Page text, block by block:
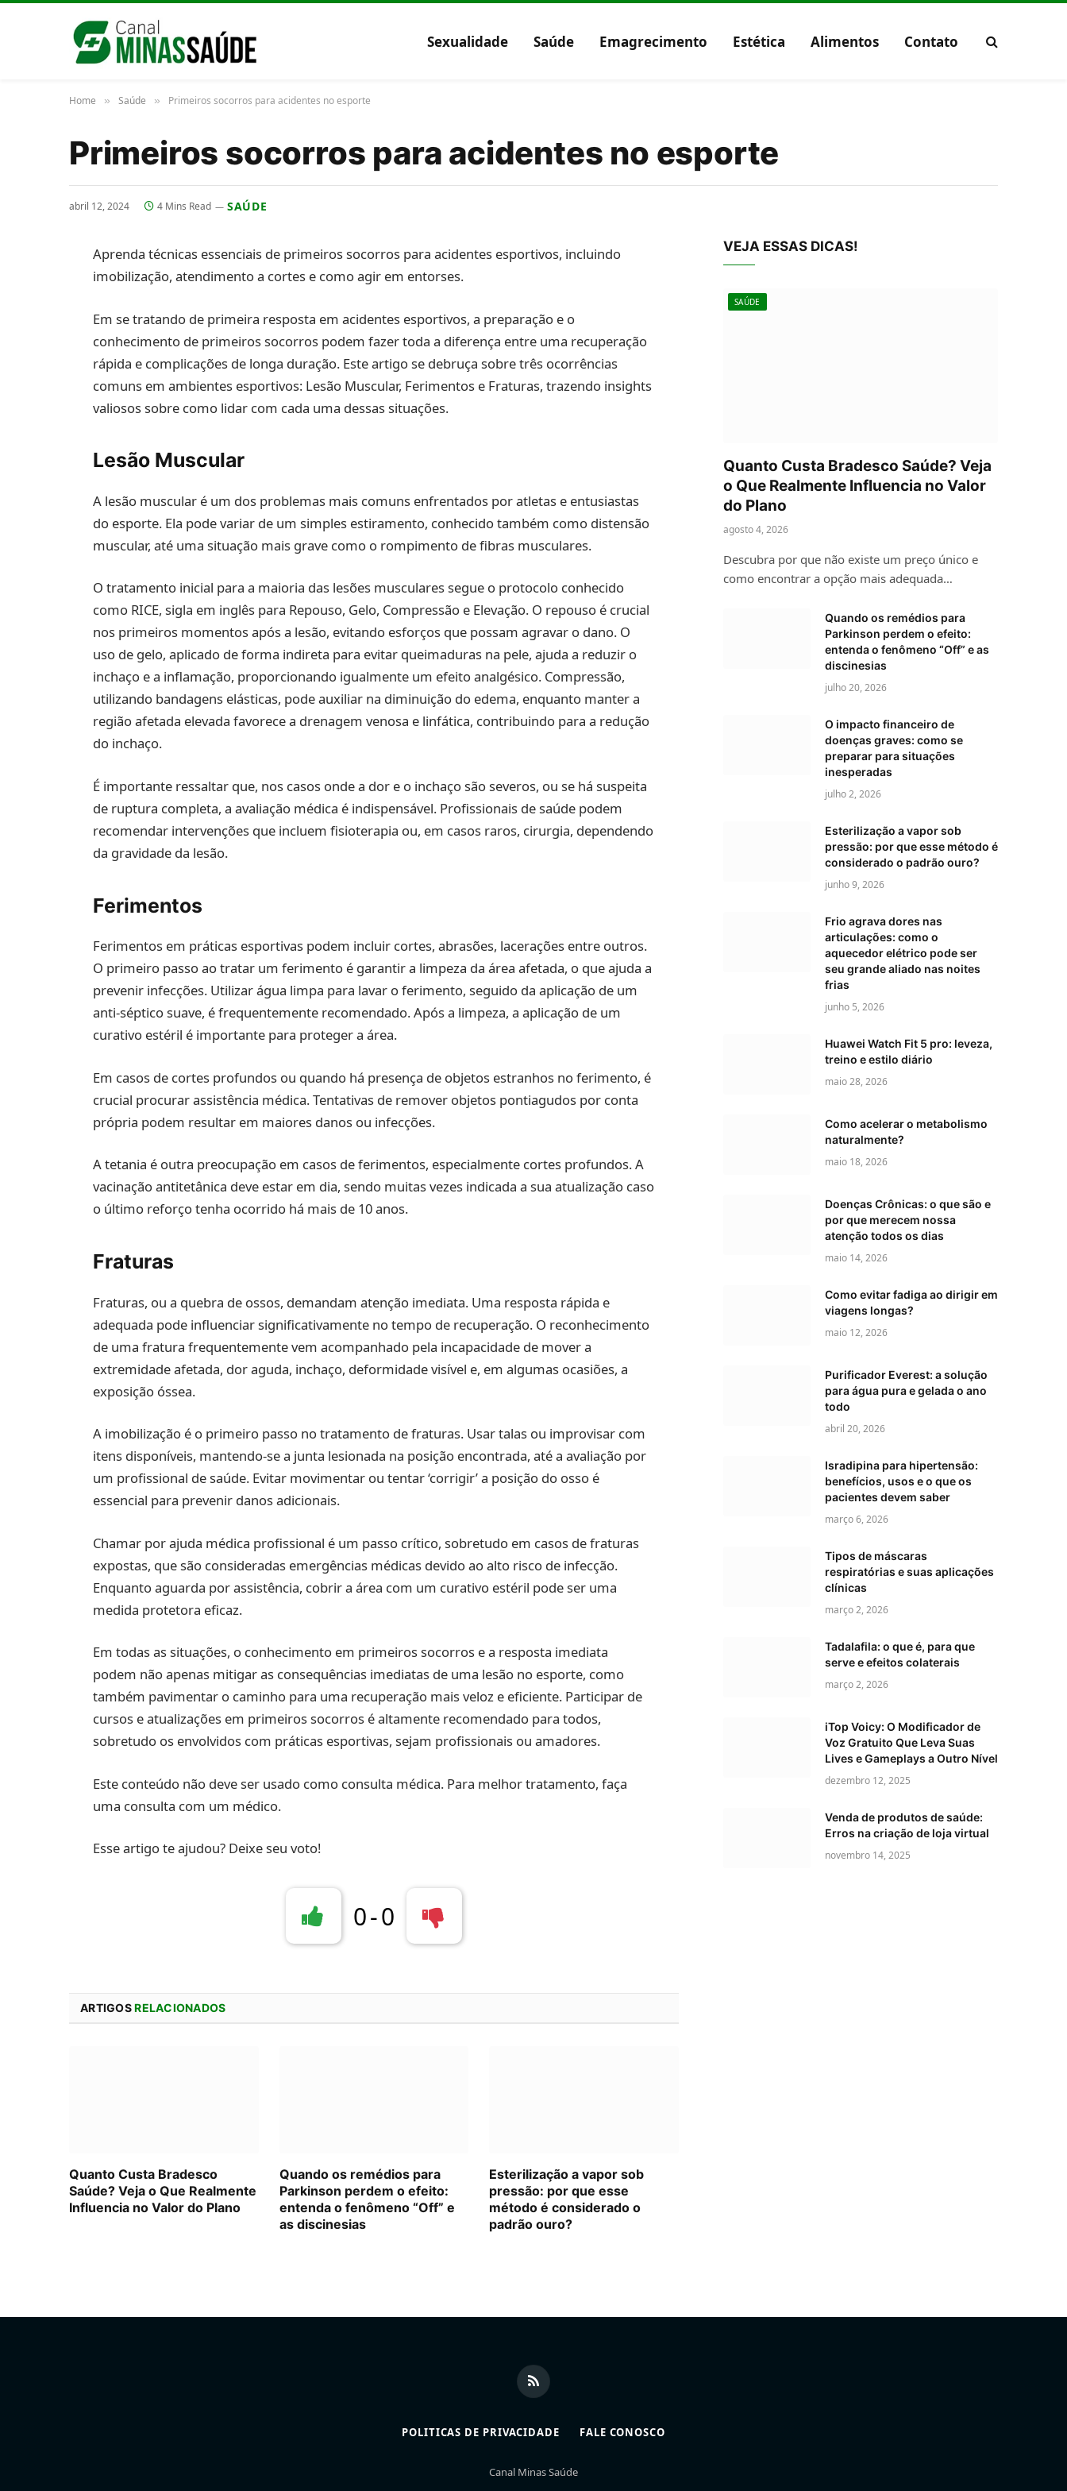
Sexualidade Saúde Emagrecimento Estética Alimentos Contato
Home » Saúde » Primeiros socorros para acidentes no esporte
Primeiros socorros para acidentes no esporte
abril 12, 2024 4 Mins Read SAÚDE
Aprenda técnicas essenciais de primeiros socorros para acidentes esportivos, incluindo
imobilização, atendimento a cortes e como agir em entorses.
Em se tratando de primeira resposta em acidentes esportivos, a preparação e o
conhecimento de primeiros socorros podem fazer toda a diferença entre uma recuperação
rápida e complicações de longa duração. Este artigo se debruça sobre três ocorrências
comuns em ambientes esportivos: Lesão Muscular, Ferimentos e Fraturas, trazendo insights
valiosos sobre como lidar com cada uma dessas situações.
Lesão Muscular
A lesão muscular é um dos problemas mais comuns enfrentados por atletas e entusiastas
do esporte. Ela pode variar de um simples estiramento, conhecido também como distensão
muscular, até uma situação mais grave como o rompimento de fibras musculares.
O tratamento inicial para a maioria das lesões musculares segue o protocolo conhecido
como RICE, sigla em inglês para Repouso, Gelo, Compressão e Elevação. O repouso é crucial
nos primeiros momentos após a lesão, evitando esforços que possam agravar o dano. O
uso de gelo, aplicado de forma indireta para evitar queimaduras na pele, ajuda a reduzir o
inchaço e a inflamação, proporcionando igualmente um efeito analgésico. Compressão,
utilizando bandagens elásticas, pode auxiliar na diminuição do edema, enquanto manter a
região afetada elevada favorece a drenagem venosa e linfática, contribuindo para a redução
do inchaço.
É importante ressaltar que, nos casos onde a dor e o inchaço são severos, ou se há suspeita
de ruptura completa, a avaliação médica é indispensável. Profissionais de saúde podem
recomendar intervenções que incluem fisioterapia ou, em casos raros, cirurgia, dependendo
da gravidade da lesão.
Ferimentos
Ferimentos em práticas esportivas podem incluir cortes, abrasões, lacerações entre outros.
O primeiro passo ao tratar um ferimento é garantir a limpeza da área afetada, o que ajuda a
prevenir infecções. Utilizar água limpa para lavar o ferimento, seguido da aplicação de um
anti-séptico suave, é frequentemente recomendado. Após a limpeza, a aplicação de um
curativo estéril é importante para proteger a área.
Em casos de cortes profundos ou quando há presença de objetos estranhos no ferimento, é
crucial procurar assistência médica. Tentativas de remover objetos pontiagudos por conta
própria podem resultar em maiores danos ou infecções.
A tetania é outra preocupação em casos de ferimentos, especialmente cortes profundos. A
vacinação antitetânica deve estar em dia, sendo muitas vezes indicada a sua atualização caso
o último reforço tenha ocorrido há mais de 10 anos.
Fraturas
Fraturas, ou a quebra de ossos, demandam atenção imediata. Uma resposta rápida e
adequada pode influenciar significativamente no tempo de recuperação. O reconhecimento
de uma fratura frequentemente vem acompanhado pela incapacidade de mover a
extremidade afetada, dor aguda, inchaço, deformidade visível e, em algumas ocasiões, a
exposição óssea.
A imobilização é o primeiro passo no tratamento de fraturas. Usar talas ou improvisar com
itens disponíveis, mantendo-se a junta lesionada na posição encontrada, até a avaliação por
um profissional de saúde. Evitar movimentar ou tentar ‘corrigir’ a posição do osso é
essencial para prevenir danos adicionais.
Chamar por ajuda médica profissional é um passo crítico, sobretudo em casos de fraturas
expostas, que são consideradas emergências médicas devido ao alto risco de infecção.
Enquanto aguarda por assistência, cobrir a área com um curativo estéril pode ser uma
medida protetora eficaz.
Em todas as situações, o conhecimento em primeiros socorros e a resposta imediata
podem não apenas mitigar as consequências imediatas de uma lesão no esporte, como
também pavimentar o caminho para uma recuperação mais veloz e eficiente. Participar de
cursos e atualizações em primeiros socorros é altamente recomendado para todos,
sobretudo os envolvidos com práticas esportivas, sejam profissionais ou amadores.
Este conteúdo não deve ser usado como consulta médica. Para melhor tratamento, faça
uma consulta com um médico.
Esse artigo te ajudou? Deixe seu voto!
0-0
ARTIGOSRELACIONADOS
Quanto Custa Bradesco
Saúde? Veja o Que Realmente
Influencia no Valor do Plano
Quando os remédios para
Parkinson perdem o efeito:
entenda o fenômeno “Off” e
as discinesias
Esterilização a vapor sob
pressão: por que esse
método é considerado o
padrão ouro?
VEJA ESSAS DICAS!
SAÚDE
Quanto Custa Bradesco Saúde? Veja
o Que Realmente Influencia no Valor
do Plano
agosto 4, 2026
Descubra por que não existe um preço único e
como encontrar a opção mais adequada…
Quando os remédios para
Parkinson perdem o efeito:
entenda o fenômeno “Off” e as
discinesias
julho 20, 2026
O impacto financeiro de
doenças graves: como se
preparar para situações
inesperadas
julho 2, 2026
Esterilização a vapor sob
pressão: por que esse método é
considerado o padrão ouro?
junho 9, 2026
Frio agrava dores nas
articulações: como o
aquecedor elétrico pode ser
seu grande aliado nas noites
frias
junho 5, 2026
Huawei Watch Fit 5 pro: leveza,
treino e estilo diário
maio 28, 2026
Como acelerar o metabolismo
naturalmente?
maio 18, 2026
Doenças Crônicas: o que são e
por que merecem nossa
atenção todos os dias
maio 14, 2026
Como evitar fadiga ao dirigir em
viagens longas?
maio 12, 2026
Purificador Everest: a solução
para água pura e gelada o ano
todo
abril 20, 2026
Isradipina para hipertensão:
benefícios, usos e o que os
pacientes devem saber
março 6, 2026
Tipos de máscaras
respiratórias e suas aplicações
clínicas
março 2, 2026
Tadalafila: o que é, para que
serve e efeitos colaterais
março 2, 2026
iTop Voicy: O Modificador de
Voz Gratuito Que Leva Suas
Lives e Gameplays a Outro Nível
dezembro 12, 2025
Venda de produtos de saúde:
Erros na criação de loja virtual
novembro 14, 2025
RSS
POLITICAS DE PRIVACIDADE FALE CONOSCO
Canal Minas Saúde